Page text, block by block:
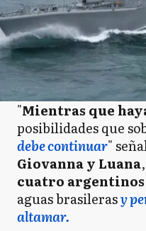
"Mientras que
posibilidades que
debe continuar"
Giovanna y Luana,
cuatro argentinos
aguas brasilerasy
altamar.